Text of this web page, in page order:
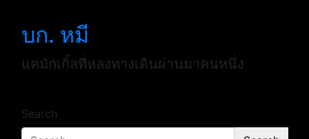
บก. หมี
แค่มักเกิ้ลที่หลงทางเดินผ่านมาคนหนึ่ง
Search